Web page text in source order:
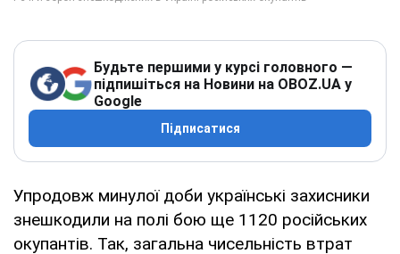
Будьте першими у курсі головного —
підпишіться на Новини на OBOZ.UA у
Google
Підписатися
Упродовж минулої доби українські захисники
знешкодили на полі бою ще 1120 російських
окупантів. Так, загальна чисельність втрат